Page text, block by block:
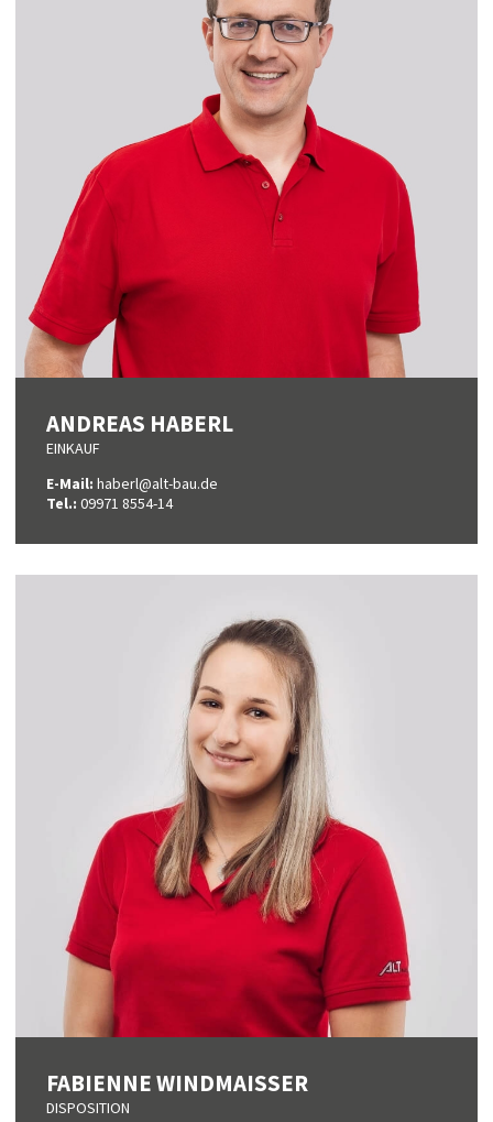
ANDREAS HABERL
EINKAUF
E-Mail: haberl@alt-bau.de
Tel.: 09971 8554-14
FABIENNE WINDMAISSER
DISPOSITION